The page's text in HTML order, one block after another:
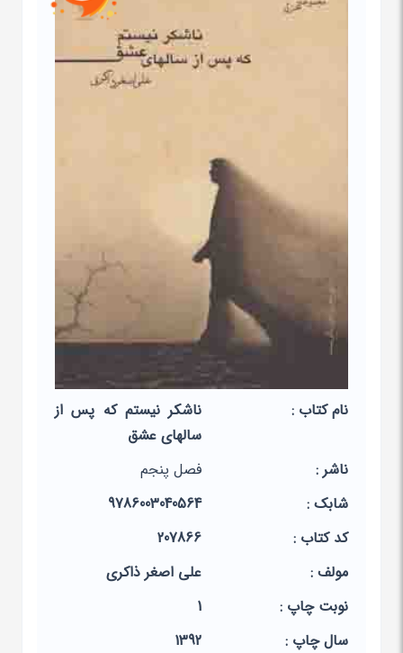
نام کتاب :
ناشکر نیستم که پس از
سالهای عشق
ناشر :
فصل پنجم
شابک :
9786003040564
کد کتاب :
207866
مولف :
علی اصغر ذاکری
نوبت چاپ :
1
سال چاپ :
1392